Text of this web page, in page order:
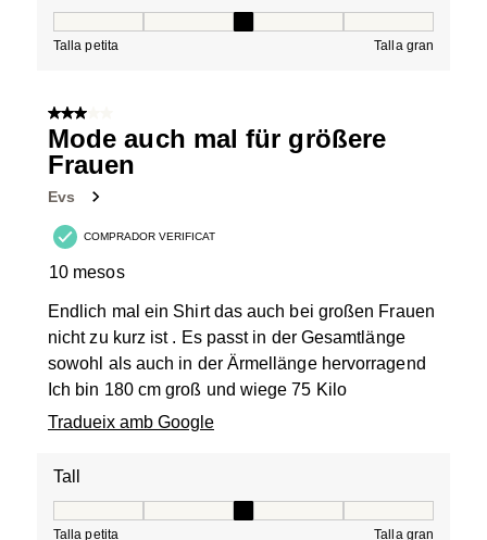
Talla petita Talla gran
3 de 5 estrelles.
Mode auch mal für größere
Frauen
Evs
COMPRADOR VERIFICAT
10 mesos
Endlich mal ein Shirt das auch bei großen Frauen
nicht zu kurz ist . Es passt in der Gesamtlänge
sowohl als auch in der Ärmellänge hervorragend
Ich bin 180 cm groß und wiege 75 Kilo
Tradueix amb Google
Tall
Talla petita Talla gran